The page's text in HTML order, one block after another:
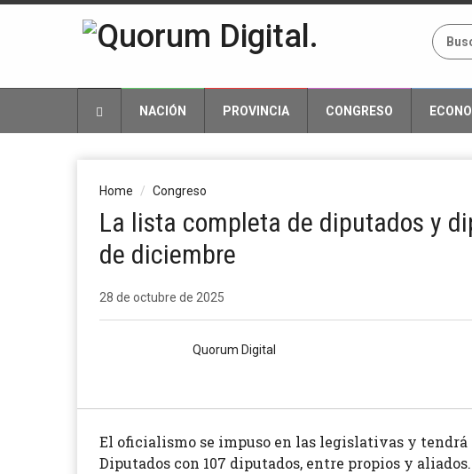
NACIÓN PROVINCIA CONGRESO
Home Congreso
La lista completa de diputados y
de diciembre
28 de octubre de 2025
Quorum Digital
El oficialismo se impuso en las legislativas y
Diputados con 107 diputados, entre propios y